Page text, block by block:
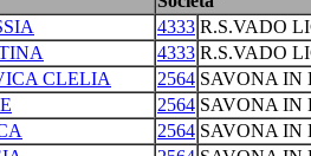
4333 R.S.VADO
4333 R.S.VADO
CLELIA 2564 SAVONA IN
2564 SAVONA IN
2564 SAVONA IN